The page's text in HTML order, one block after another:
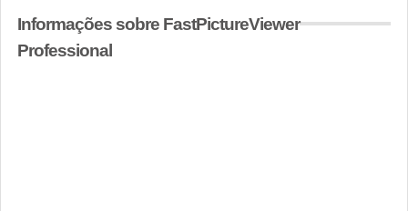
Informações sobre FastPictureViewer
Professional